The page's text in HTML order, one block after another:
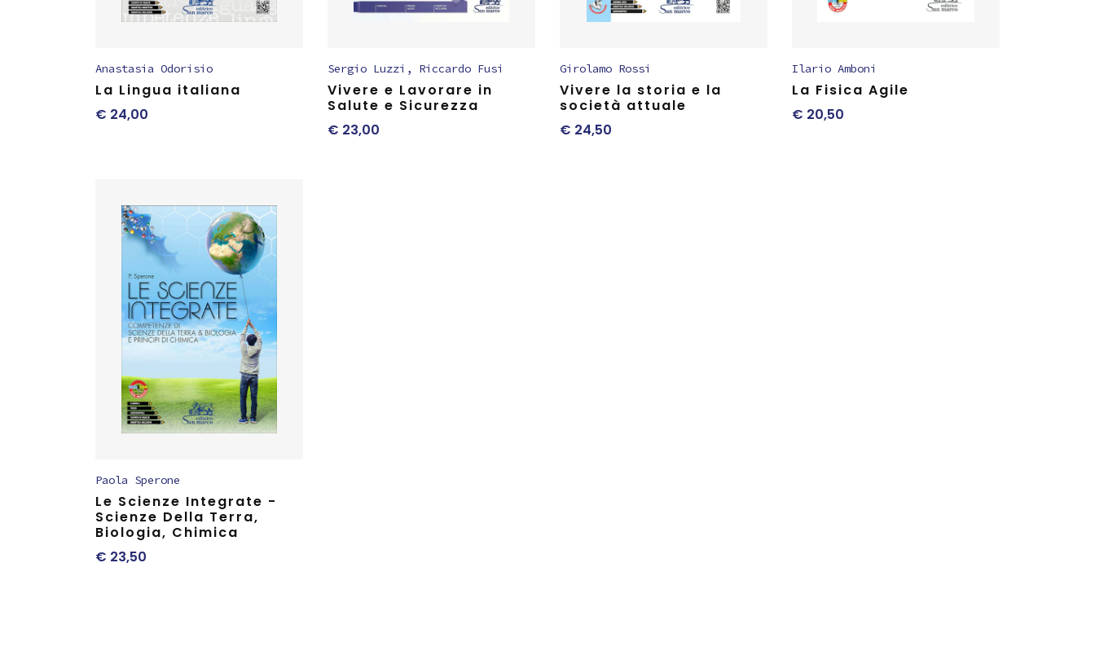
Anastasia Odorisio
La Lingua italiana
€ 24,00
Sergio Luzzi , Riccardo Fusi
Vivere e Lavorare in
Salute e Sicurezza
€ 23,00
Girolamo Rossi
Vivere la storia e la
società attuale
€ 24,50
Ilario Amboni
La Fisica Agile
€ 20,50
Paola Sperone
Le Scienze Integrate -
Scienze Della Terra,
Biologia, Chimica
€ 23,50